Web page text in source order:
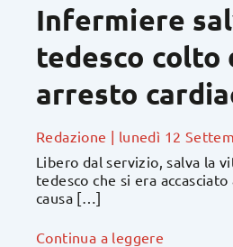
Infermiere
tedesco colto
arresto
Redazione | lunedì 12
Libero dal servizio, salva la
tedesco che si era
causa […]
Continua a leggere